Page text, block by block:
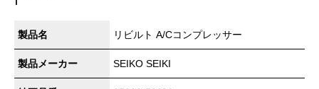
製品名 リビルト A/Cコンプレッサー
製品メーカー SEIKO SEIKI